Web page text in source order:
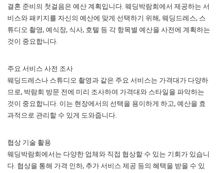
결혼 준비의 첫걸음은 예산 계획입니다. 웨딩박람회에서 제공하는 서
비스와 패키지를 자신의 예산에 맞게 선택하기 위해, 웨딩드레스, 스
튜디오 촬영, 예식장, 식사, 호텔 등 각 항목별 예산을 사전에 계획하는
것이 중요합니다.
주요 서비스 사전 조사
웨딩드레스나 스튜디오 촬영과 같은 주요 서비스는 가격대가 다양하
므로, 박람회 방문 전에 미리 조사하여 가격대와 스타일을 파악하는
것이 중요합니다. 이는 현장에서의 선택을 용이하게 하고, 예산을 효
과적으로 관리할 수 있게 도와줍니다.
협상 기술 활용
웨딩박람회에서는 다양한 업체와 직접 협상할 수 있는 기회가 있습니
다. 협상을 통해 가격 인하, 추가 서비스 제공 등의 혜택을 받을 수 있